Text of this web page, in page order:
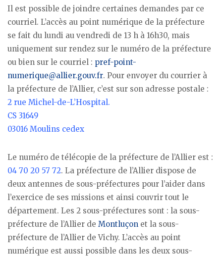
Il est possible de joindre certaines demandes par ce
courriel. L’accès au point numérique de la préfecture
se fait du lundi au vendredi de 13 h à 16h30, mais
uniquement sur rendez sur le numéro de la préfecture
ou bien sur le courriel : pref-point-
numerique@allier.gouv.fr. Pour envoyer du courrier à
la préfecture de l’Allier, c’est sur son adresse postale :
2 rue Michel-de-L’Hospital.
CS 31649
03016 Moulins cedex
Le numéro de télécopie de la préfecture de l’Allier est :
04 70 20 57 72. La préfecture de l’Allier dispose de
deux antennes de sous-préfectures pour l’aider dans
l’exercice de ses missions et ainsi couvrir tout le
département. Les 2 sous-préfectures sont : la sous-
préfecture de l’Allier de Montluçon et la sous-
préfecture de l’Allier de Vichy. L’accès au point
numérique est aussi possible dans les deux sous-